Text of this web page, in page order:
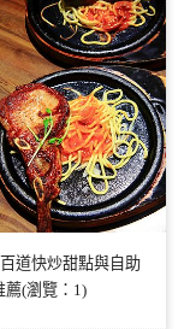
道快炒甜點與自助
薦(瀏覽：1)